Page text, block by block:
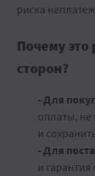
риска
Почему
сторон?
- Для
оплаты,
и
- Для
и